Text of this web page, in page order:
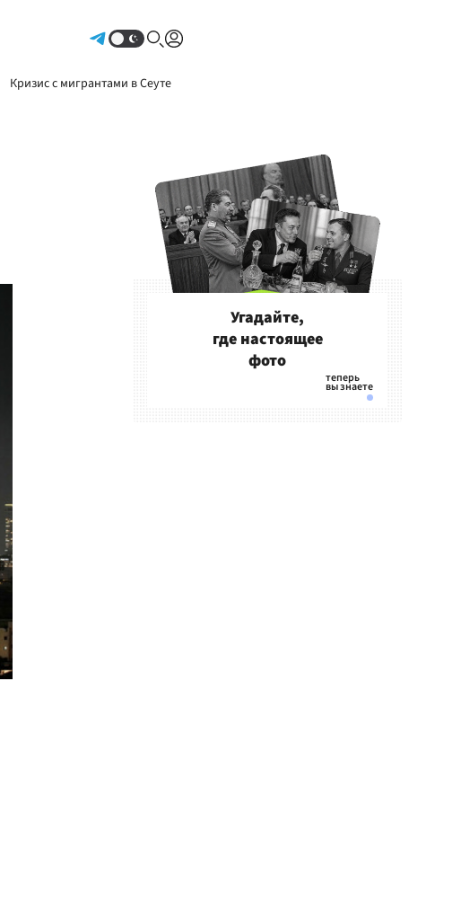
Кризис с мигрантами в Сеуте
Угадайте,
где настоящее
фото